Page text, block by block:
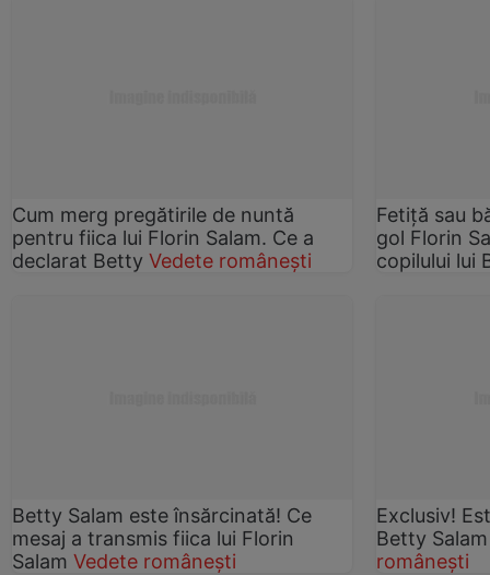
Cum merg pregătirile de nuntă
pentru fiica lui Florin Salam. Ce a
declarat Betty Vedete românești
Fetiță sau
gol Florin
copilului lui
Betty Salam este însărcinată! Ce
mesaj a transmis fiica lui Florin
Salam Vedete românești
Exclusiv!
Betty
românești